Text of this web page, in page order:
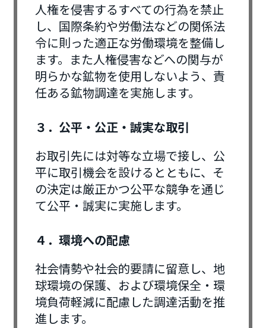
人権を侵害するすべての行為を禁止
し、国際条約や労働法などの関係法
令に則った適正な労働環境を整備し
ます。また人権侵害などへの関与が
明らかな鉱物を使用しないよう、責
任ある鉱物調達を実施します。
３．公平・公正・誠実な取引
お取引先には対等な立場で接し、公
平に取引機会を設けるとともに、そ
の決定は厳正かつ公平な競争を通じ
て公平・誠実に実施します。
４．環境への配慮
社会情勢や社会的要請に留意し、地
球環境の保護、および環境保全・環
境負荷軽減に配慮した調達活動を推
進します。